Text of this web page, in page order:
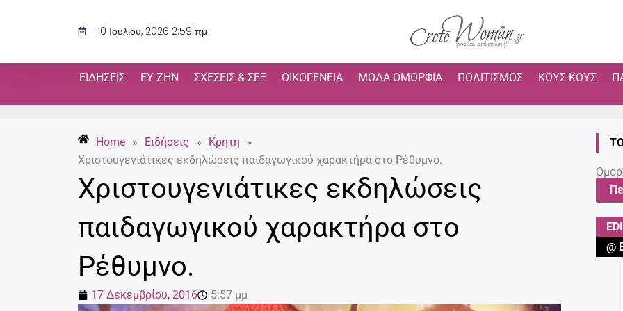
10 Ιουλίου, 2026 2:59 πμ
ΕΙΔΉΣΕΙΣ ΕΥ ΖΗΝ ΣΧΈΣΕΙΣ & ΣΕΞ ΟΙΚΟΓΈΝΕΙΑ ΜΌΔΑ-ΟΜΟΡΦΙΆ ΠΟΛΙΤΙΣΜΌΣ ΚΟΥΣ-ΚΟΥΣ
Home » Ειδήσεις » Κρήτη
»
Χριστουγενιάτικες εκδηλώσεις παιδαγωγικού χαρακτήρα στο Ρέθυμνο.
Χριστουγενιάτικες εκδηλώσεις
παιδαγωγικού χαρακτήρα στο
Ρέθυμνο.
17 Δεκεμβρίου, 2016 5:57 μμ
@